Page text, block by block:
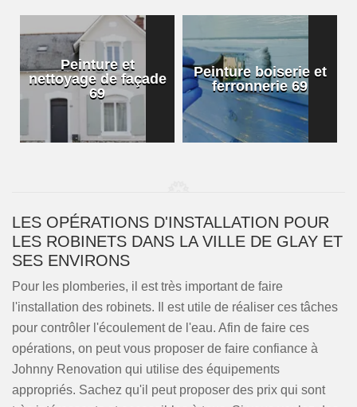
Peinture et
nettoyage de façade
69
Peinture boiserie et
ferronnerie 69
LES OPÉRATIONS D'INSTALLATION POUR
LES ROBINETS DANS LA VILLE DE GLAY ET
SES ENVIRONS
Pour les plomberies, il est très important de faire
l'installation des robinets. Il est utile de réaliser ces tâches
pour contrôler l'écoulement de l'eau. Afin de faire ces
opérations, on peut vous proposer de faire confiance à
Johnny Renovation qui utilise des équipements
appropriés. Sachez qu'il peut proposer des prix qui sont